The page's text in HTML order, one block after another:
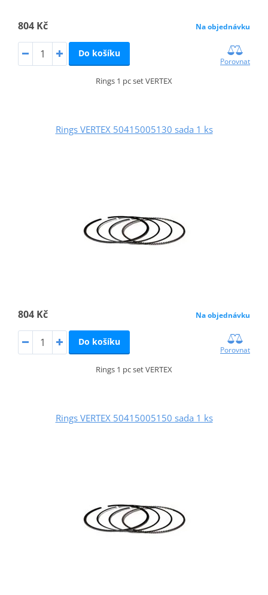
804 Kč Na objednávku
Do košíku
Porovnat
Rings 1 pc set VERTEX
Rings VERTEX 50415005130 sada 1 ks
804 Kč Na objednávku
Do košíku
Porovnat
Rings 1 pc set VERTEX
Rings VERTEX 50415005150 sada 1 ks